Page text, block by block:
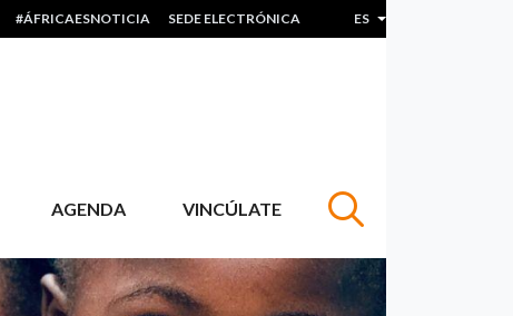
#ÁFRICAESNOTICIA SEDE ELECTRÓNICA ES Lista adicional de
AGENDA VINCÚLATE